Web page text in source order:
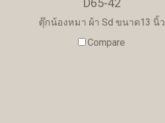
D65-42
ตุ๊กน้องหมา ผ้า Sd ขนาด13 นิ้ว
Compare